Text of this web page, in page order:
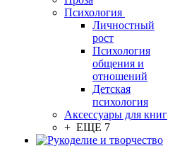
Психология
Личностный
рост
Психология
общения и
отношений
Детская
психология
Аксессуары для книг
+ ЕЩЕ 7